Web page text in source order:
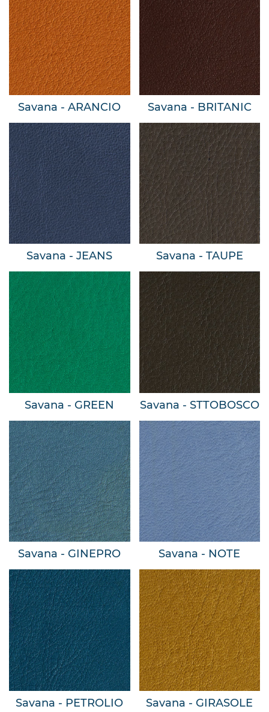
Savana - ARANCIO Savana - BRITANIC
Savana - JEANS Savana - TAUPE
Savana - GREEN Savana - STTOBOSCO
Savana - GINEPRO Savana - NOTE
Savana - PETROLIO Savana - GIRASOLE